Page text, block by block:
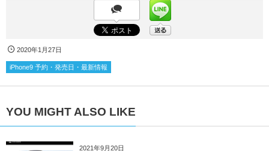
2020年1月27日
iPhone9 予約・発売日・最新情報
YOU MIGHT ALSO LIKE
2021年9月20日